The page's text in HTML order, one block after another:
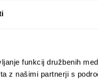
funkcij družbenih
z našimi partnerji s
prilagojen
prilagojen za kritje